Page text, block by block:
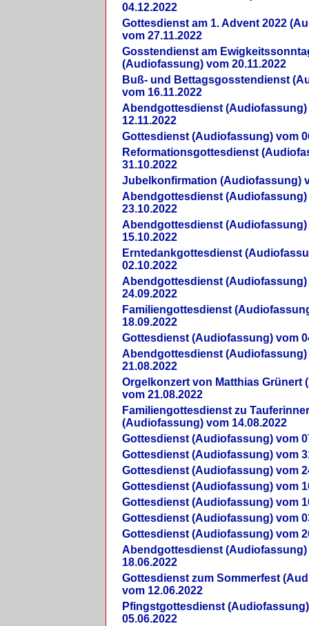
04.12.2022
Gottesdienst am 1. Advent 2022
vom 27.11.2022
Gosstendienst am
(Audiofassung) vom 20.11.2022
Buß- und Bettagsgosstendienst
vom 16.11.2022
Abendgottesdienst (Audiofassung)
12.11.2022
Gottesdienst (Audiofassung) vom
Reformationsgottesdienst
31.10.2022
Jubelkonfirmation (Audiofassung)
Abendgottesdienst (Audiofassung)
23.10.2022
Abendgottesdienst (Audiofassung)
15.10.2022
Erntedankgottesdienst
02.10.2022
Abendgottesdienst (Audiofassung)
24.09.2022
Familiengottesdienst
18.09.2022
Gottesdienst (Audiofassung) vom
Abendgottesdienst (Audiofassung)
21.08.2022
Orgelkonzert von Matthias Grünert
vom 21.08.2022
Familiengottesdienst zu
(Audiofassung) vom 14.08.2022
Gottesdienst (Audiofassung) vom
Gottesdienst (Audiofassung) vom
Gottesdienst (Audiofassung) vom
Gottesdienst (Audiofassung) vom
Gottesdienst (Audiofassung) vom
Gottesdienst (Audiofassung) vom
Gottesdienst (Audiofassung) vom
Abendgottesdienst (Audiofassung)
18.06.2022
Gottesdienst zum Sommerfest
vom 12.06.2022
Pfingstgottesdienst
05.06.2022